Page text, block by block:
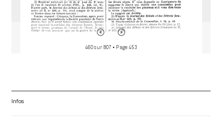
460 sur 807 • Page 453
Infos